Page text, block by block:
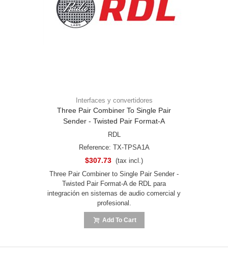
Interfaces y convertidores
Three Pair Combiner To Single Pair
Sender - Twisted Pair Format-A
RDL
Reference: TX-TPSA1A
$307.73 (tax incl.)
Three Pair Combiner to Single Pair Sender -
Twisted Pair Format-A de RDL para
integración en sistemas de audio comercial y
profesional.
Add To Cart